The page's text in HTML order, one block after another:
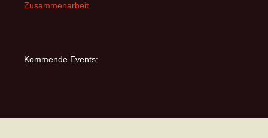
Zusammenarbeit
Kommende Events: